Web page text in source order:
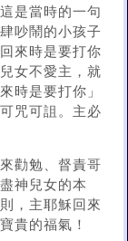
是當時的一句
吵鬧的小孩子
來時是要打你
女不愛主，就
時是要打你」
咒可詛。主必
勸勉、督責哥
神兒女的本
，主耶穌回來
貴的福氣！